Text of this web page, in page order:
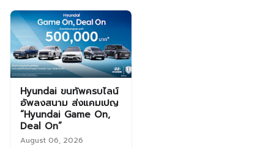
Hyundai ขนทัพครบไลน์
อัพลงสนาม ส่งแคมเปญ
“Hyundai Game On,
Deal On”
August 06, 2026